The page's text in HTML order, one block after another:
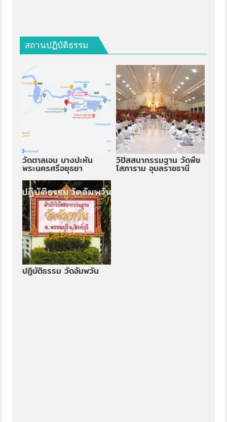
สถานปฏิบัติธรรม
วัดตาลเอน บางปะหัน
พระนครศรีอยุธยา
วิปัสสนากรรมฐาน วัดพืช
โสภาราม อุบลราชธานี
ปฏิบัติธรรม วัดอัมพวัน